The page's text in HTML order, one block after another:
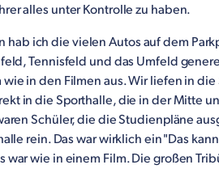
alles unter Kontrolle zu haben.
hab ich die vielen Autos auf dem
Tennisfeld und das Umfeld
wie in den Filmen aus. Wir liefen in
in die Sporthalle, die in der Mitte
Schüler, die die Studienpläne
rein. Das war wirklich ein "Das
war wie in einem Film. Die großen